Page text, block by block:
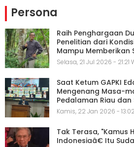
Persona
Raih Penghargaan
Penelitian dari
Mampu Memberikan
Selasa, 21 Jul 2026 - 21:21
Saat Ketum GAPKI
Mengenang Masa-
Pedalaman Riau dan
Kamis, 22 Jan 2026 -
Tak Terasa, "Kamus
Indonesiaâ€ Itu